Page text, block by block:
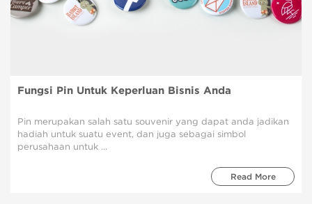
Fungsi Pin Untuk Keperluan Bisnis Anda
Pin merupakan salah satu souvenir yang dapat anda jadikan
hadiah untuk suatu event, dan juga sebagai simbol
perusahaan untuk ...
Read More